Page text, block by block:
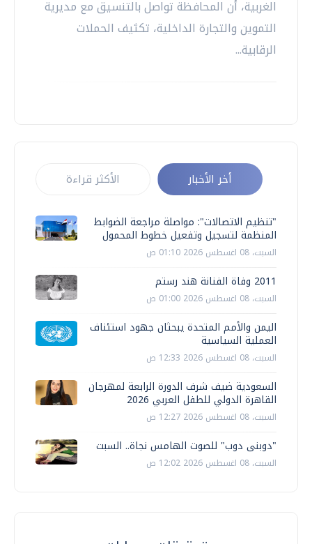
الغربية، أن المحافظة تواصل بالتنسيق مع مديرية
التموين والتجارة الداخلية، تكثيف الحملات
الرقابية...
أخر الأخبار الأكثر قراءة
"تنظيم الاتصالات": مواصلة مراجعة الضوابط
المنظمة لتسجيل وتفعيل خطوط المحمول
السبت، 08 اغسطس 2026 01:10 ص
2011 وفاة الفنانة هند رستم
السبت، 08 اغسطس 2026 01:00 ص
اليمن والأمم المتحدة يبحثان جهود استئناف
العملية السياسية
السبت، 08 اغسطس 2026 12:33 ص
السعودية ضيف شرف الدورة الرابعة لمهرجان
القاهرة الدولي للطفل العربي 2026
السبت، 08 اغسطس 2026 12:27 ص
"دوبنى دوب" للصوت الهامس نجاة.. السبت
السبت، 08 اغسطس 2026 12:02 ص